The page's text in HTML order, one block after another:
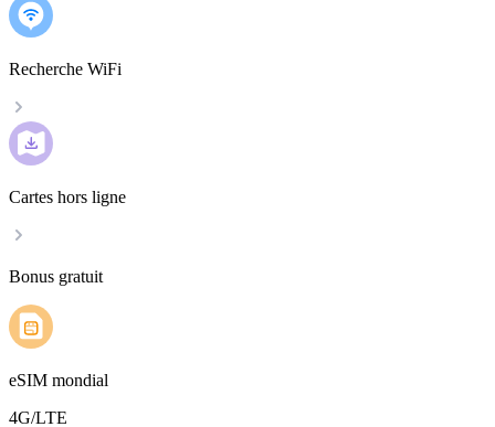
Recherche WiFi
Cartes hors ligne
Bonus gratuit
eSIM mondial
4G/LTE